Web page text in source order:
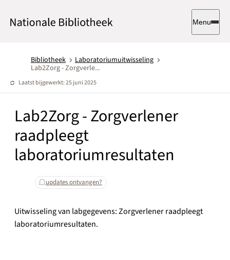
Menu
Bibliotheek
Laboratoriumuitwisseling
Lab2Zorg - Zorgverle...
Laatst bijgewerkt: 25 juni 2025
Lab2Zorg - Zorgverlener
raadpleegt
laboratoriumresultaten
updates ontvangen?
Uitwisseling van labgegevens: Zorgverlener raadpleegt
laboratoriumresultaten.